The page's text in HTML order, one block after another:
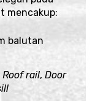
mencakup:
balutan
Roof rail, Door